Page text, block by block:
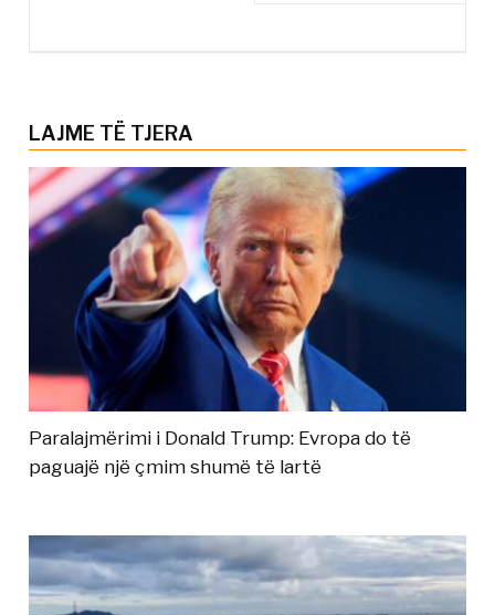
LAJME TË TJERA
Paralajmërimi i Donald Trump: Evropa do të
paguajë një çmim shumë të lartë